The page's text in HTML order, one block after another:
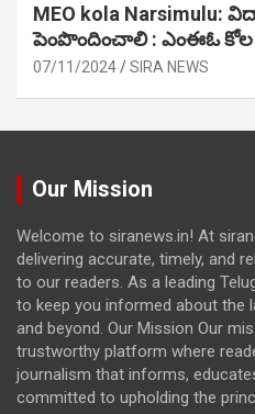
MEO kola Narsimulu:
పెంపొందించాలి : ఎంఈఓ కోల
07/11/2024 SIRA NEWS
Our Mission
Welcome to siranews.in! At
delivering accurate, timely, and
to our readers. As a leading
to keep you informed about the
and beyond. Our Mission Our
trustworthy platform where
journalism that informs,
committed to upholding the